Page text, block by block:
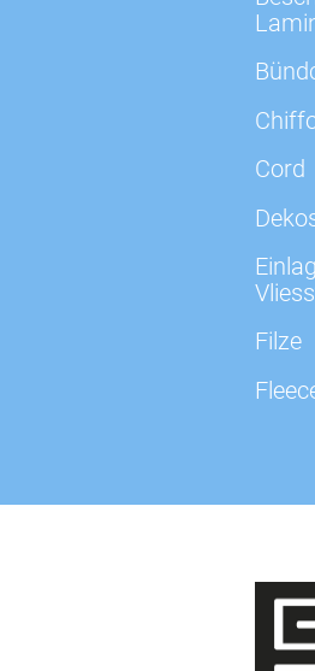
Cord
Filze